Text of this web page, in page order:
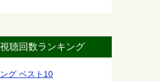
聴回数ランキング
グ ベスト10